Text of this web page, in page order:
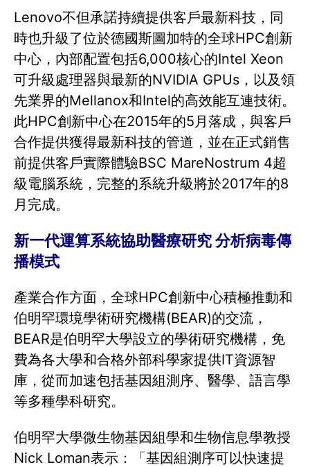
Lenovo不但承諾持續提供客戶最新科技，同
時也升級了位於德國斯圖加特的全球HPC創新
中心，內部配置包括6,000核心的Intel Xeon
可升級處理器與最新的NVIDIA GPUs，以及領
先業界的Mellanox和Intel的高效能互連技術。
此HPC創新中心在2015年的5月落成，與客戶
合作提供獲得最新科技的管道，並在正式銷售
前提供客戶實際體驗BSC MareNostrum 4超
級電腦系統，完整的系統升級將於2017年的8
月完成。
新一代運算系統協助醫療研究 分析病毒傳
播模式
產業合作方面，全球HPC創新中心積極推動和
伯明罕環境學術研究機構(BEAR)的交流，
BEAR是伯明罕大學設立的學術研究機構，免
費為各大學和合格外部科學家提供IT資源智
庫，從而加速包括基因組測序、醫學、語言學
等多種學科研究。
伯明罕大學微生物基因組學和生物信息學教授
Nick Loman表示：「基因組測序可以快速提